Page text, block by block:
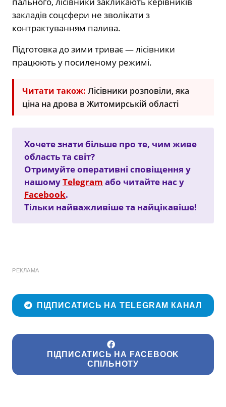
закладів соцсфери не зволікати з
контрактуванням палива.
Підготовка до зими триває — лісівники
працюють у посиленому режимі.
Читати також: Лісівники розповіли, яка
ціна на дрова в Житомирській області
Хочете знати більше про те, чим живе
область та світ?
Отримуйте оперативні сповіщення у
нашомуTelegram або читайте нас у
Facebook.
Тільки найважливіше та найцікавіше!
РЕКЛАМА
ПІДПИСАТИСЬ НА TELEGRAM КАНАЛ
ПІДПИСАТИСЬ НА FACEBOOK
СПІЛЬНОТУ